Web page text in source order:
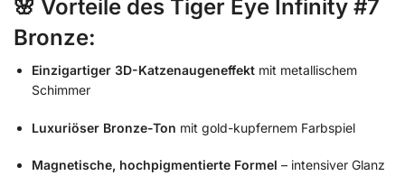
🌸 Vorteile des Tiger Eye Infinity #7
Bronze:
Einzigartiger 3D-Katzenaugeneffekt mit metallischem
Schimmer
Luxuriöser Bronze-Ton mit gold-kupfernem Farbspiel
Magnetische, hochpigmentierte Formel – intensiver Glanz